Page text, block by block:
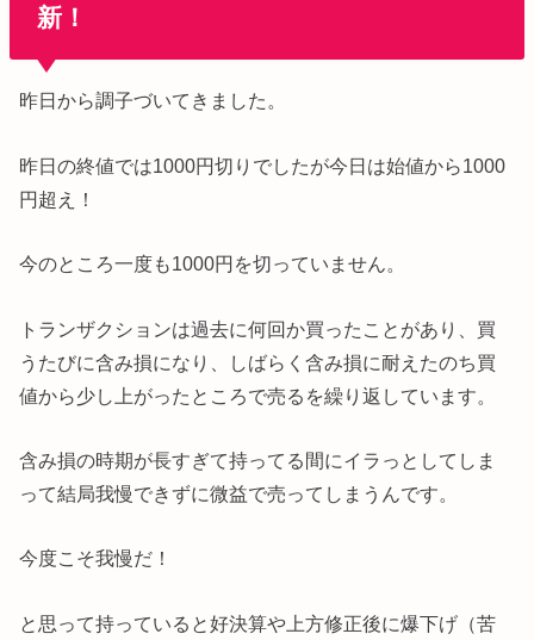
新！
昨日から調子づいてきました。
昨日の終値では1000円切りでしたが今日は始値から1000
円超え！
今のところ一度も1000円を切っていません。
トランザクションは過去に何回か買ったことがあり、買
うたびに含み損になり、しばらく含み損に耐えたのち買
値から少し上がったところで売るを繰り返しています。
含み損の時期が長すぎて持ってる間にイラっとしてしま
って結局我慢できずに微益で売ってしまうんです。
今度こそ我慢だ！
と思って持っていると好決算や上方修正後に爆下げ（苦